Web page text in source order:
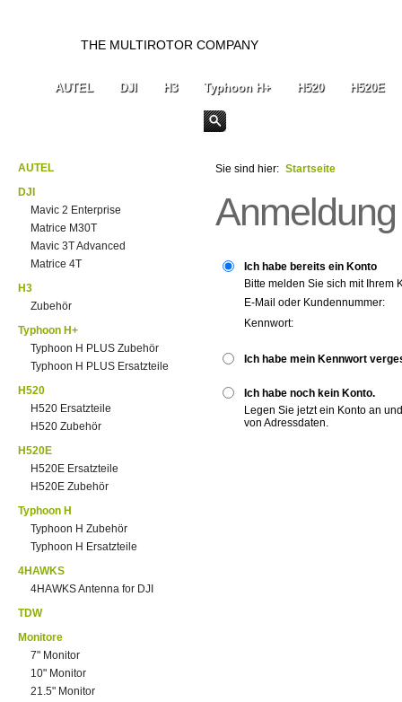
THE MULTIROTOR COMPANY
AUTEL DJI H3 Typhoon H+ H520 H520E
AUTEL
DJI
Mavic 2 Enterprise
Matrice M30T
Mavic 3T Advanced
Matrice 4T
H3
Zubehör
Typhoon H+
Typhoon H PLUS Zubehör
Typhoon H PLUS Ersatzteile
H520
H520 Ersatzteile
H520 Zubehör
H520E
H520E Ersatzteile
H520E Zubehör
Typhoon H
Typhoon H Zubehör
Typhoon H Ersatzteile
4HAWKS
4HAWKS Antenna for DJI
TDW
Monitore
7" Monitor
10" Monitor
21.5" Monitor
Sie sind hier: Startseite
Anmeldung
Ich habe bereits ein Konto
Bitte melden Sie sich mit Ihrem
E-Mail oder Kundennummer:
Kennwort:
Ich habe mein Kennwort
Ich habe noch kein Konto.
Legen Sie jetzt ein Konto an
von Adressdaten.